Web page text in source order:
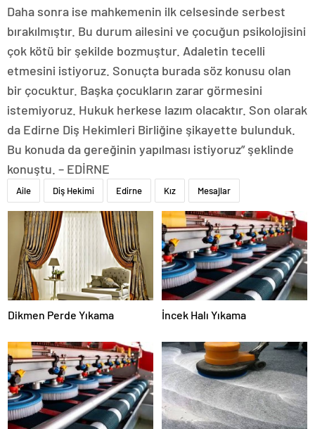
Daha sonra ise mahkemenin ilk celsesinde serbest
bırakılmıştır. Bu durum ailesini ve çocuğun psikolojisini
çok kötü bir şekilde bozmuştur. Adaletin tecelli
etmesini istiyoruz. Sonuçta burada söz konusu olan
bir çocuktur. Başka çocukların zarar görmesini
istemiyoruz. Hukuk herkese lazım olacaktır. Son olarak
da Edirne Diş Hekimleri Birliğine şikayette bulunduk.
Bu konuda da gereğinin yapılması istiyoruz” şeklinde
konuştu. – EDİRNE
Aile Diş Hekimi Edirne Kız Mesajlar
Dikmen Perde Yıkama İncek Halı Yıkama